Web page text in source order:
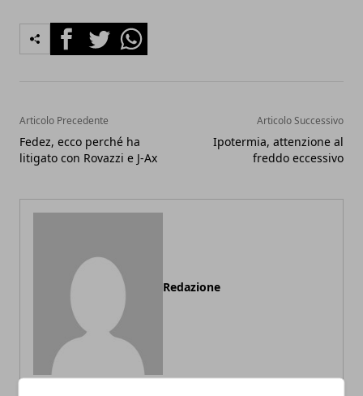
FacebookTwitterWhatsapp
Articolo Precedente
Fedez, ecco perché ha
litigato con Rovazzi e J-Ax
Articolo Successivo
Ipotermia, attenzione al
freddo eccessivo
Redazione